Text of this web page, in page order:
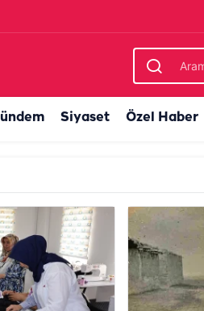
Siyaset Özel Haber